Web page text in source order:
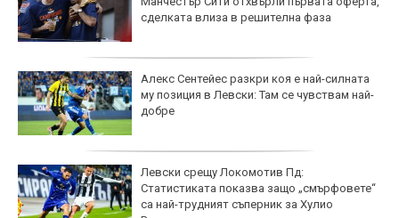
сделката влиза в решителна фаза
Алекс Сентейес разкри коя е най-силната
му позиция в Левски: Там се чувствам най-
добре
Левски срещу Локомотив Пд:
Статистиката показва защо „смърфовете“
са най-трудният съперник за Хулио